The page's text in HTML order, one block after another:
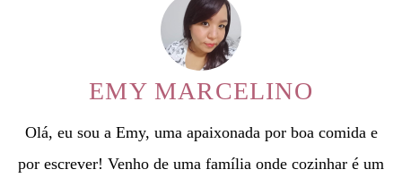
EMY MARCELINO
Olá, eu sou a Emy, uma apaixonada por boa comida e
por escrever! Venho de uma família onde cozinhar é um